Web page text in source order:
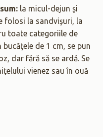
la micul-dejun şi
folosi la sandvişuri, la
toate categoriile de
de 1 cm, se pun
dar fără să se ardă. Se
vienez sau în ouă